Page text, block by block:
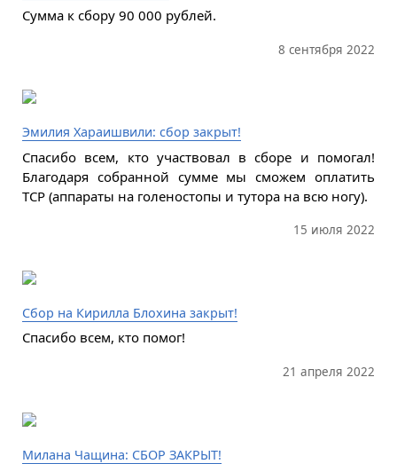
Сумма к сбору 90 000 рублей.
8 сентября 2022
Эмилия Хараишвили: сбор закрыт!
Спасибо всем, кто участвовал в сборе и помогал!
Благодаря собранной сумме мы сможем оплатить
ТСР (аппараты на голеностопы и тутора на всю ногу).
15 июля 2022
Сбор на Кирилла Блохина закрыт!
Спасибо всем, кто помог!
21 апреля 2022
Милана Чащина: СБОР ЗАКРЫТ!